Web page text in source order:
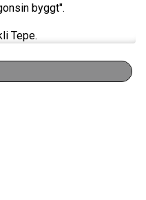
byggt".
Tepe.